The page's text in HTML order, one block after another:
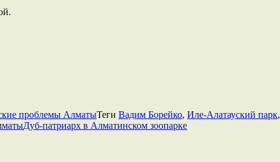
проблемы АлматыТеги Вадим Борейко, Иле-Алатауский парк,
Дуб-патриарх в Алматинском зоопарке